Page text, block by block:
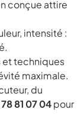
conçue attire
intensité :
et techniques
maximale.
du
81 07 04pour